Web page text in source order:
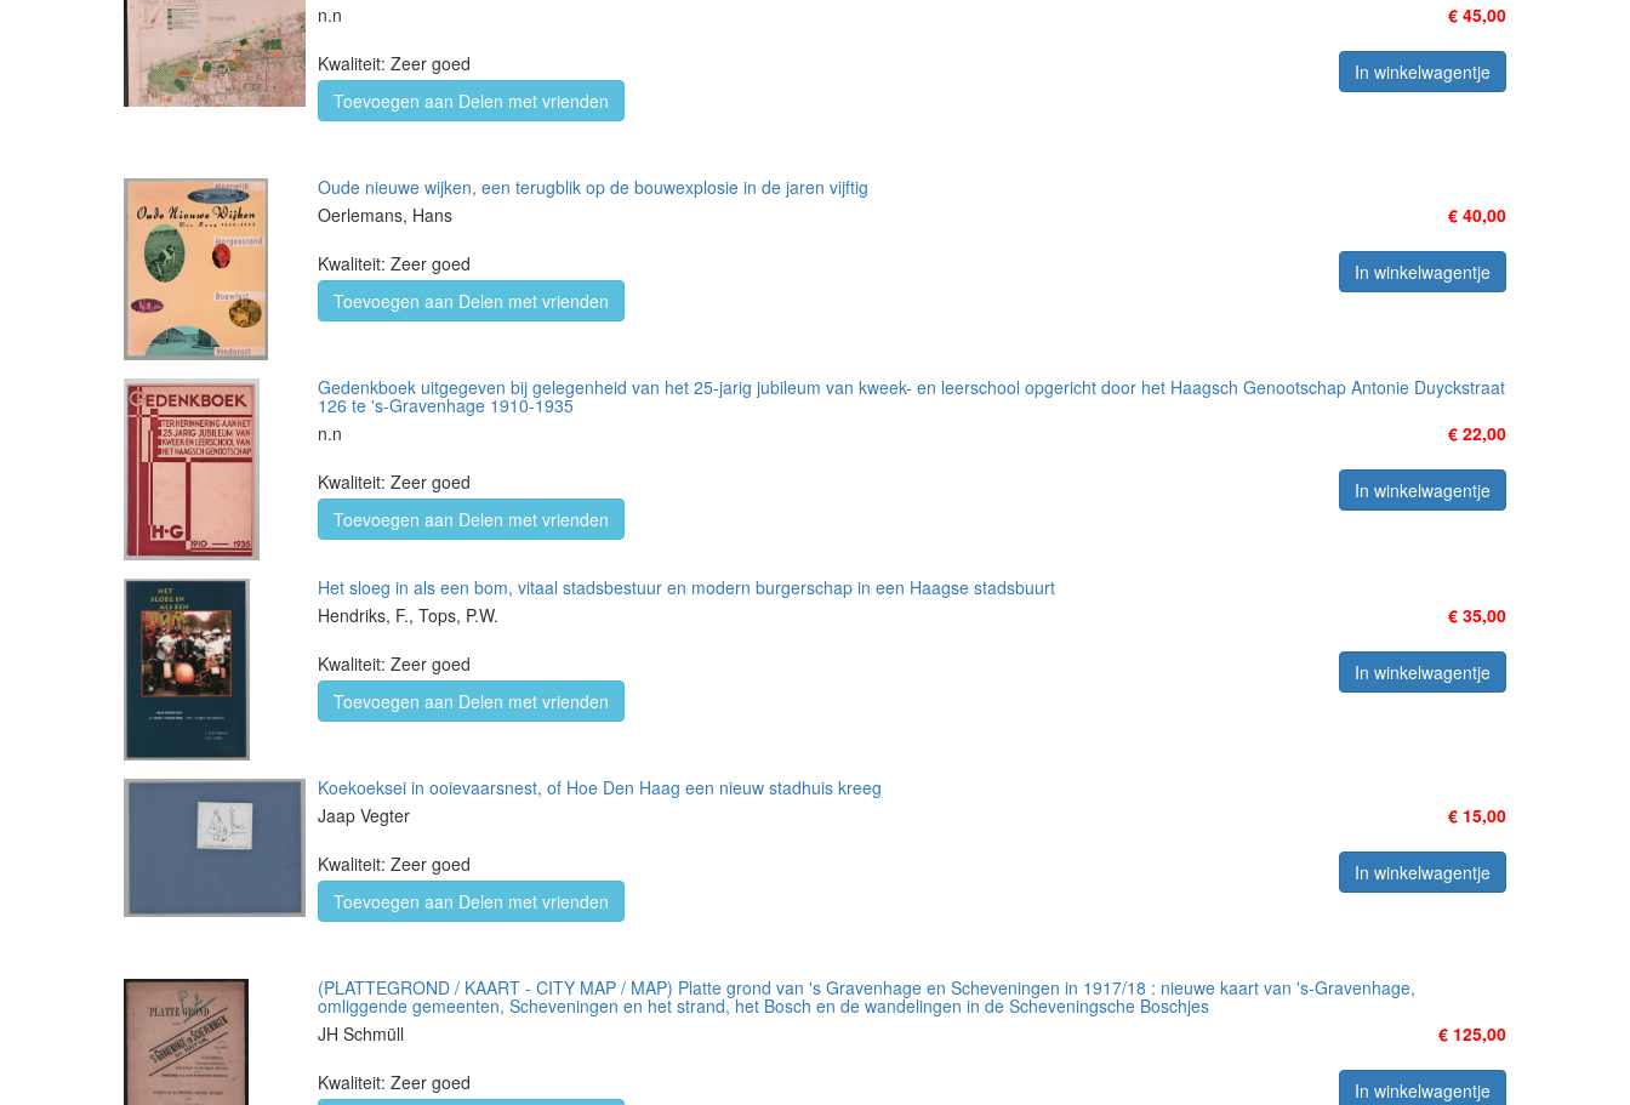
n.n
€ 45,00
Kwaliteit: Zeer goed
In winkelwagentje
Toevoegen aan Delen met vrienden
Oude nieuwe wijken, een terugblik op de bouwexplosie in de jaren vijftig
Oerlemans, Hans
€ 40,00
Kwaliteit: Zeer goed
In winkelwagentje
Toevoegen aan Delen met vrienden
Gedenkboek uitgegeven bij gelegenheid van het 25-jarig jubileum van kweek- en leerschool opgericht door het Haagsch Genootschap Antonie Duyckstraat
126 te 's-Gravenhage 1910-1935
n.n
€ 22,00
Kwaliteit: Zeer goed
In winkelwagentje
Toevoegen aan Delen met vrienden
Het sloeg in als een bom, vitaal stadsbestuur en modern burgerschap in een Haagse stadsbuurt
Hendriks, F., Tops, P.W.
€ 35,00
Kwaliteit: Zeer goed
In winkelwagentje
Toevoegen aan Delen met vrienden
Koekoeksei in ooievaarsnest, of Hoe Den Haag een nieuw stadhuis kreeg
Jaap Vegter
€ 15,00
Kwaliteit: Zeer goed
In winkelwagentje
Toevoegen aan Delen met vrienden
(PLATTEGROND / KAART - CITY MAP / MAP) Platte grond van 's Gravenhage en Scheveningen in 1917/18 : nieuwe kaart van 's-Gravenhage,
omliggende gemeenten, Scheveningen en het strand, het Bosch en de wandelingen in de Scheveningsche Boschjes
JH Schmüll
€ 125,00
Kwaliteit: Zeer goed
In winkelwagentje